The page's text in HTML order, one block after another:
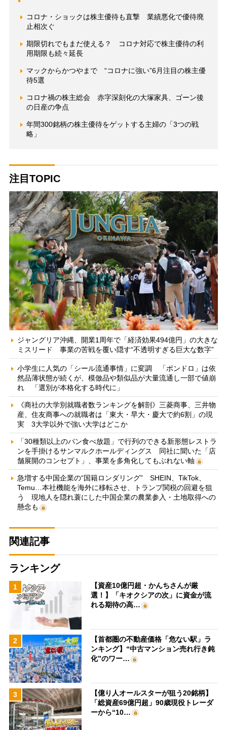
コロナ・ショックは株主優待も直撃 業績悪化で優待廃
止相次ぐ
期限切れでもまだ使える？ コロナ対応で株主優待の利
用期限も続々延長
マックからかつやまで “コロナに強い”6月注目の株主優
待5選
コロナ禍の株主総会 赤字深刻化の大塚家具、ゴーン後
の日産の争点
年間300銘柄の株主優待をゲットする主婦の「3つの戦
略」
注目TOPIC
ジャングリア沖縄、開業1周年で「経済効果494億円」の大きな
ミスリード 事業の苦戦を覆い隠す“不透明すぎる巨大な数字”
小学生に人気の「シール流通事情」に変調 「ボンドロ」は依
然品薄状態が続くが、模倣品や類似品が大量流通し一部で値崩
れ 「選別が本格化する時代に」
《商社の大学別就職者数ランキングを解剖》三菱商事、三井物
産、住友商事への就職者は「東大・早大・慶大で約6割」の現
実 3大学以外で強い大学はどこか
「30種類以上のパン食べ放題」で行列のできる新形態レストラ
ンを手掛けるサンマルクホールディングス 同社に聞いた「店
舗展開のコンセプト」、事業を多角化してもぶれない軸
急増する中国企業の“国籍ロンダリング” SHEIN、TikTok、
Temu…本社機能を海外に移転させ、トランプ関税の回避を狙
う 現地人を隠れ蓑にした中国企業の農業参入・土地取得への
懸念も
関連記事
ランキング
1
【資産10億円超・かんちさんが厳
選！】「キオクシアの次」に資金が流
れる期待の高…
2
【首都圏の不動産価格「危ない駅」ラ
ンキング】“中古マンション売れ行き鈍
化”のワー…
3
【億り人オールスターが狙う20銘柄】
「総資産69億円超」90歳現役トレーダ
ーから“10…